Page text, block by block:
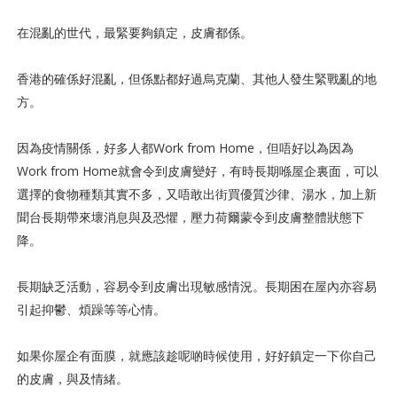
在混亂的世代，最緊要夠鎮定，皮膚都係。
香港的確係好混亂，但係點都好過烏克蘭、其他人發生緊戰亂的地
方。
因為疫情關係，好多人都Work from Home，但唔好以為因為
Work from Home就會令到皮膚變好，有時長期喺屋企裏面，可以
選擇的食物種類其實不多，又唔敢出街買優質沙律、湯水，加上新
聞台長期帶來壞消息與及恐懼，壓力荷爾蒙令到皮膚整體狀態下
降。
長期缺乏活動，容易令到皮膚出現敏感情況。長期困在屋內亦容易
引起抑鬱、煩躁等等心情。
如果你屋企有面膜，就應該趁呢啲時候使用，好好鎮定一下你自己
的皮膚，與及情緒。